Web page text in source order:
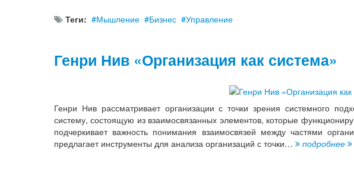
Теги: Мышление Бизнес Управление
Генри Нив «Организация как система»
Генри Нив рассматривает организации с точки зрения системного
систему, состоящую из взаимосвязанных элементов, которые
подчеркивает важность понимания взаимосвязей между частями
предлагает инструменты для анализа организаций с точки…
подробнее